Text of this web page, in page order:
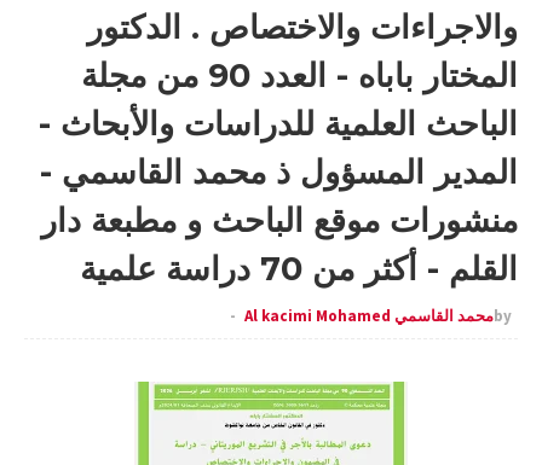
والاجراءات والاختصاص . الدكتور
المختار باباه - العدد 90 من مجلة
الباحث العلمية للدراسات والأبحاث -
المدير المسؤول ذ محمد القاسمي -
منشورات موقع الباحث و مطبعة دار
القلم - أكثر من 70 دراسة علمية
byمحمد القاسمي Al kacimi Mohamed